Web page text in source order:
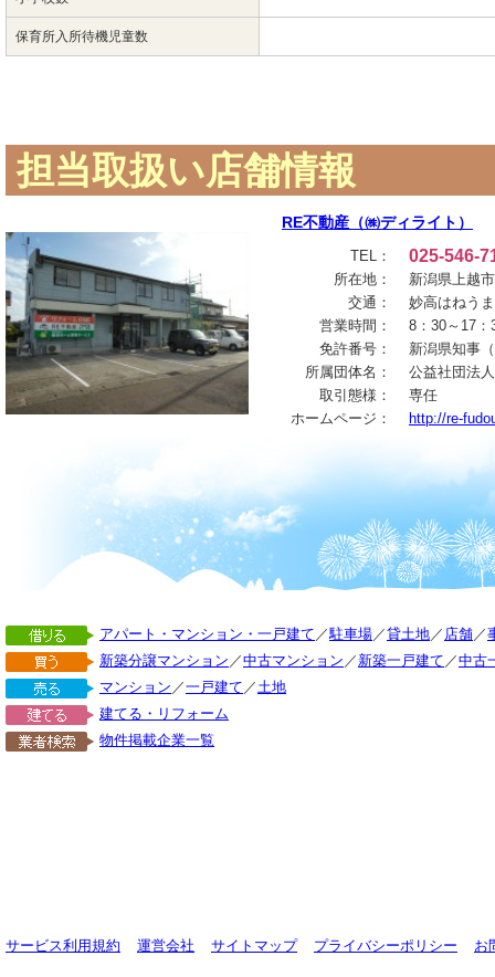
保育所入所待機児童数
担当取扱い店舗情報
RE不動産（㈱ディライト）
TEL： 025-546-
所在地：
新潟県上越
交通：
妙高はねう
営業時間：
8：30～17
免許番号：
新潟県知事
所属団体名：
公益社団法
取引態様：
専任
ホームページ：
http://re-
アパート・マンション・一戸建て ／駐車場／貸土地／ 店舗／
新築分譲マンション ／中古マンション ／ 新築一戸建て ／中古
マンション ／一戸建て ／土地
建てる・リフォーム
物件掲載企業一覧
サービス利用規約 運営会社 サイトマップ プライバシーポリシー お